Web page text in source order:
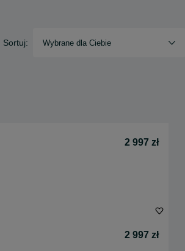
Sortuj: Wybrane dla Ciebie
2 997 zł
2 997 zł